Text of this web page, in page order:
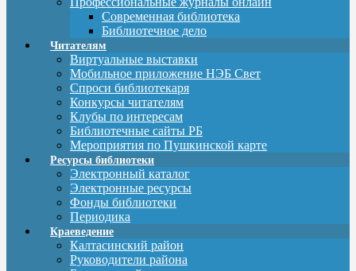
Современная библиотека
Библиотечное дело
Читателям
Виртуальные выставки
Мобильное приложение НЭБ Свет
Спроси библиотекаря
Конкурсы читателям
Клубы по интересам
Библиотечные сайты РБ
Мероприятия по Пушкинской карте
Ресурсы библиотеки
Электронный каталог
Электронные ресурсы
Фонды библиотеки
Периодика
Краеведение
Калтасинский район
Руководители района